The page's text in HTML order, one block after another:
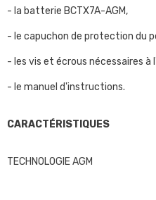
- la batterie BCTX7A-AGM,
- le capuchon de protection du
- les vis et écrous nécessaires à
- le manuel d'instructions.
CARACTÉRISTIQUES
TECHNOLOGIE AGM